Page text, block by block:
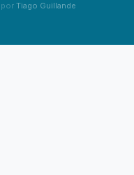
Tiago Guillande